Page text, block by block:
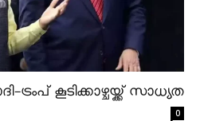
ട്രംപ് കൂടിക്കാഴ്ചയ്ക്ക് സാധ്യത
0